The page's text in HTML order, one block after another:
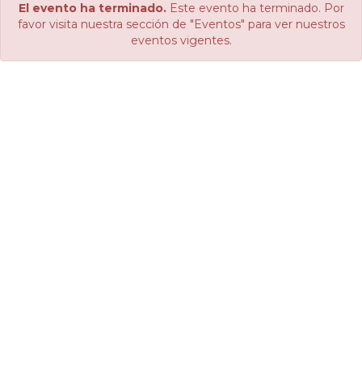
El evento ha terminado.Este evento ha terminado. Por
favor visita nuestra sección de "Eventos" para ver nuestros
eventos vigentes.